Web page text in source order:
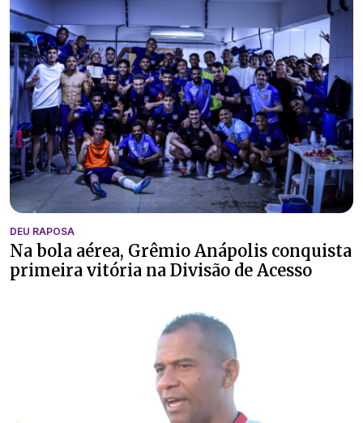
DEU RAPOSA
Na bola aérea, Grêmio Anápolis conquista
primeira vitória na Divisão de Acesso